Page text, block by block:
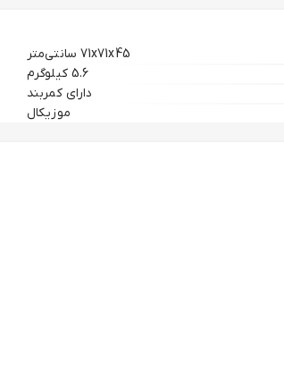
71x71x45 سانتی‌متر
5.6 کیلوگرم
دارای کمربند
موزیکال